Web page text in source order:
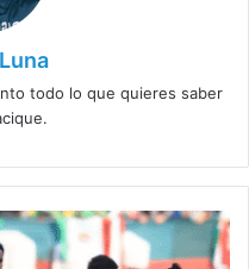
todo lo que quieres saber